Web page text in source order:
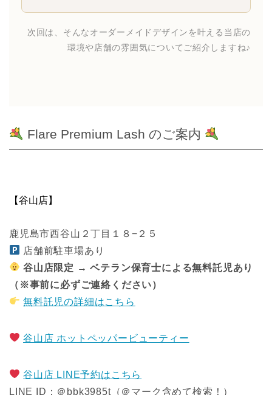
次回は、そんなオーダーメイドデザインを叶える当店の
環境や店舗の雰囲気についてご紹介しますね♪
Flare Premium Lash のご案内
【谷山店】
鹿児島市西谷山２丁目１８−２５
店舗前駐車場あり
谷山店限定 → ベテラン保育士による無料託児あり
（※事前に必ずご連絡ください）
無料託児の詳細はこちら
谷山店 ホットペッパービューティー
谷山店 LINE予約はこちら
LINE ID：＠bbk3985t（＠マーク含めて検索！）